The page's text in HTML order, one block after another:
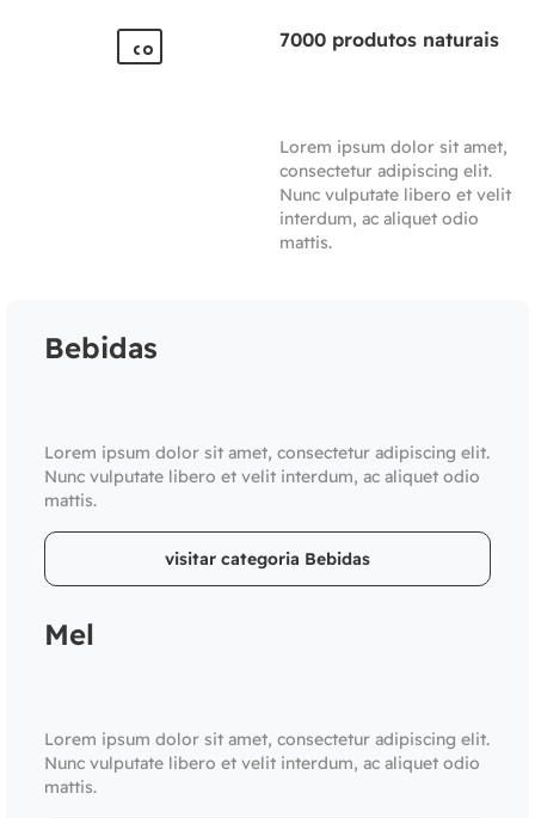
7000 produtos naturais
Lorem ipsum dolor sit amet,
consectetur adipiscing elit.
Nunc vulputate libero et velit
interdum, ac aliquet odio
mattis.
Bebidas
Lorem ipsum dolor sit amet, consectetur adipiscing elit.
Nunc vulputate libero et velit interdum, ac aliquet odio
mattis.
visitar categoria Bebidas
Mel
Lorem ipsum dolor sit amet, consectetur adipiscing elit.
Nunc vulputate libero et velit interdum, ac aliquet odio
mattis.